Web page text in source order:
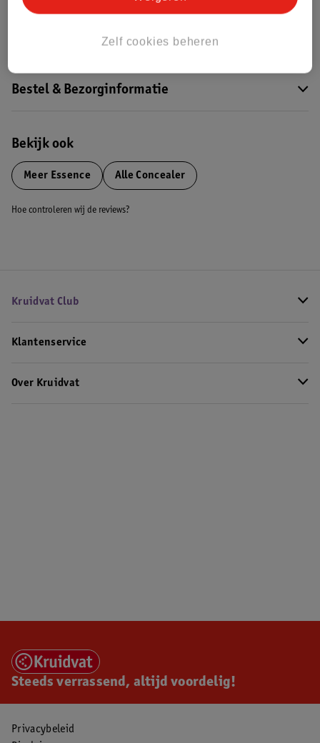
Dit product heeft (nog) geen Nature
Impact Score.
Bestel & Bezorginformatie
Bekijk ook
Meer Essence Alle Concealer
Hoe controleren wij de reviews?
Kruidvat Club
Klantenservice
Over Kruidvat
Steeds verrassend, altijd voordelig!
Privacybeleid
Zelf cookies beheren